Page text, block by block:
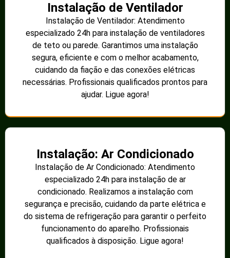
Instalação de Ventilador
Instalação de Ventilador: Atendimento
especializado 24h para instalação de ventiladores
de teto ou parede. Garantimos uma instalação
segura, eficiente e com o melhor acabamento,
cuidando da fiação e das conexões elétricas
necessárias. Profissionais qualificados prontos para
ajudar. Ligue agora!
Instalação: Ar Condicionado
Instalação de Ar Condicionado: Atendimento
especializado 24h para instalação de ar
condicionado. Realizamos a instalação com
segurança e precisão, cuidando da parte elétrica e
do sistema de refrigeração para garantir o perfeito
funcionamento do aparelho. Profissionais
qualificados à disposição. Ligue agora!